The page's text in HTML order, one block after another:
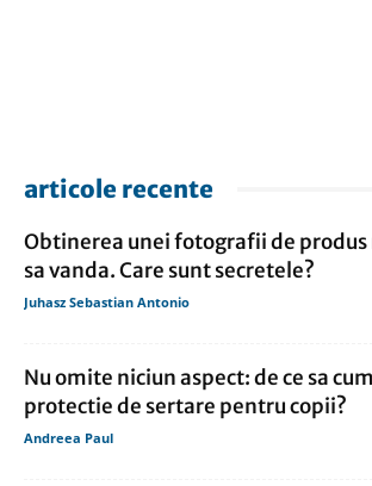
articole recente
Obtinerea unei fotografii de produs
sa vanda. Care sunt secretele?
Juhasz Sebastian Antonio
Nu omite niciun aspect: de ce sa
protectie de sertare pentru copii?
Andreea Paul